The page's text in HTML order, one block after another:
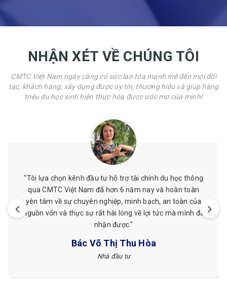
NHẬN XÉT VỀ CHÚNG TÔI
CMTC Việt Nam ngày càng có sức lan tỏa mạnh mẽ đến mọi đối
tác, khách hàng, xây dựng được uy tín, thương hiệu và giúp hàng
triệu du học sinh hiện thực hóa được ước mơ của mình!
"Tôi lựa chọn kênh đầu tư hỗ trợ tài chính du học thông
qua CMTC Việt Nam đã hơn 6 năm nay và hoàn toàn
yên tâm về sự chuyên nghiệp, minh bạch, an toàn của
nguồn vốn và thực sự rất hài lòng về lợi tức mà mình đã
nhận được."
Bác Võ Thị Thu Hòa
Nhà đầu tư